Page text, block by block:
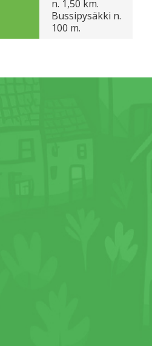
n. 1,50 km.
Bussipysäkki n.
100 m.